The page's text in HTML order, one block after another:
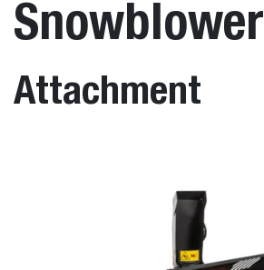
Snowblower
Attachment